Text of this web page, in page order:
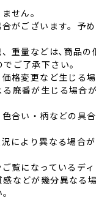
せん。
がございます。予め
重量などは､商品の
ご了承下さい。
格変更など⽣じる場
廃番が⽣じる場合
合い‧柄などの具合
により異なる場合が
覧になっているディ
などが幾分異なる